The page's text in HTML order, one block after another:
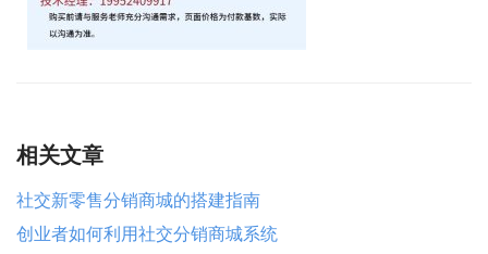
相关文章
社交新零售分销商城的搭建指南
创业者如何利用社交分销商城系统